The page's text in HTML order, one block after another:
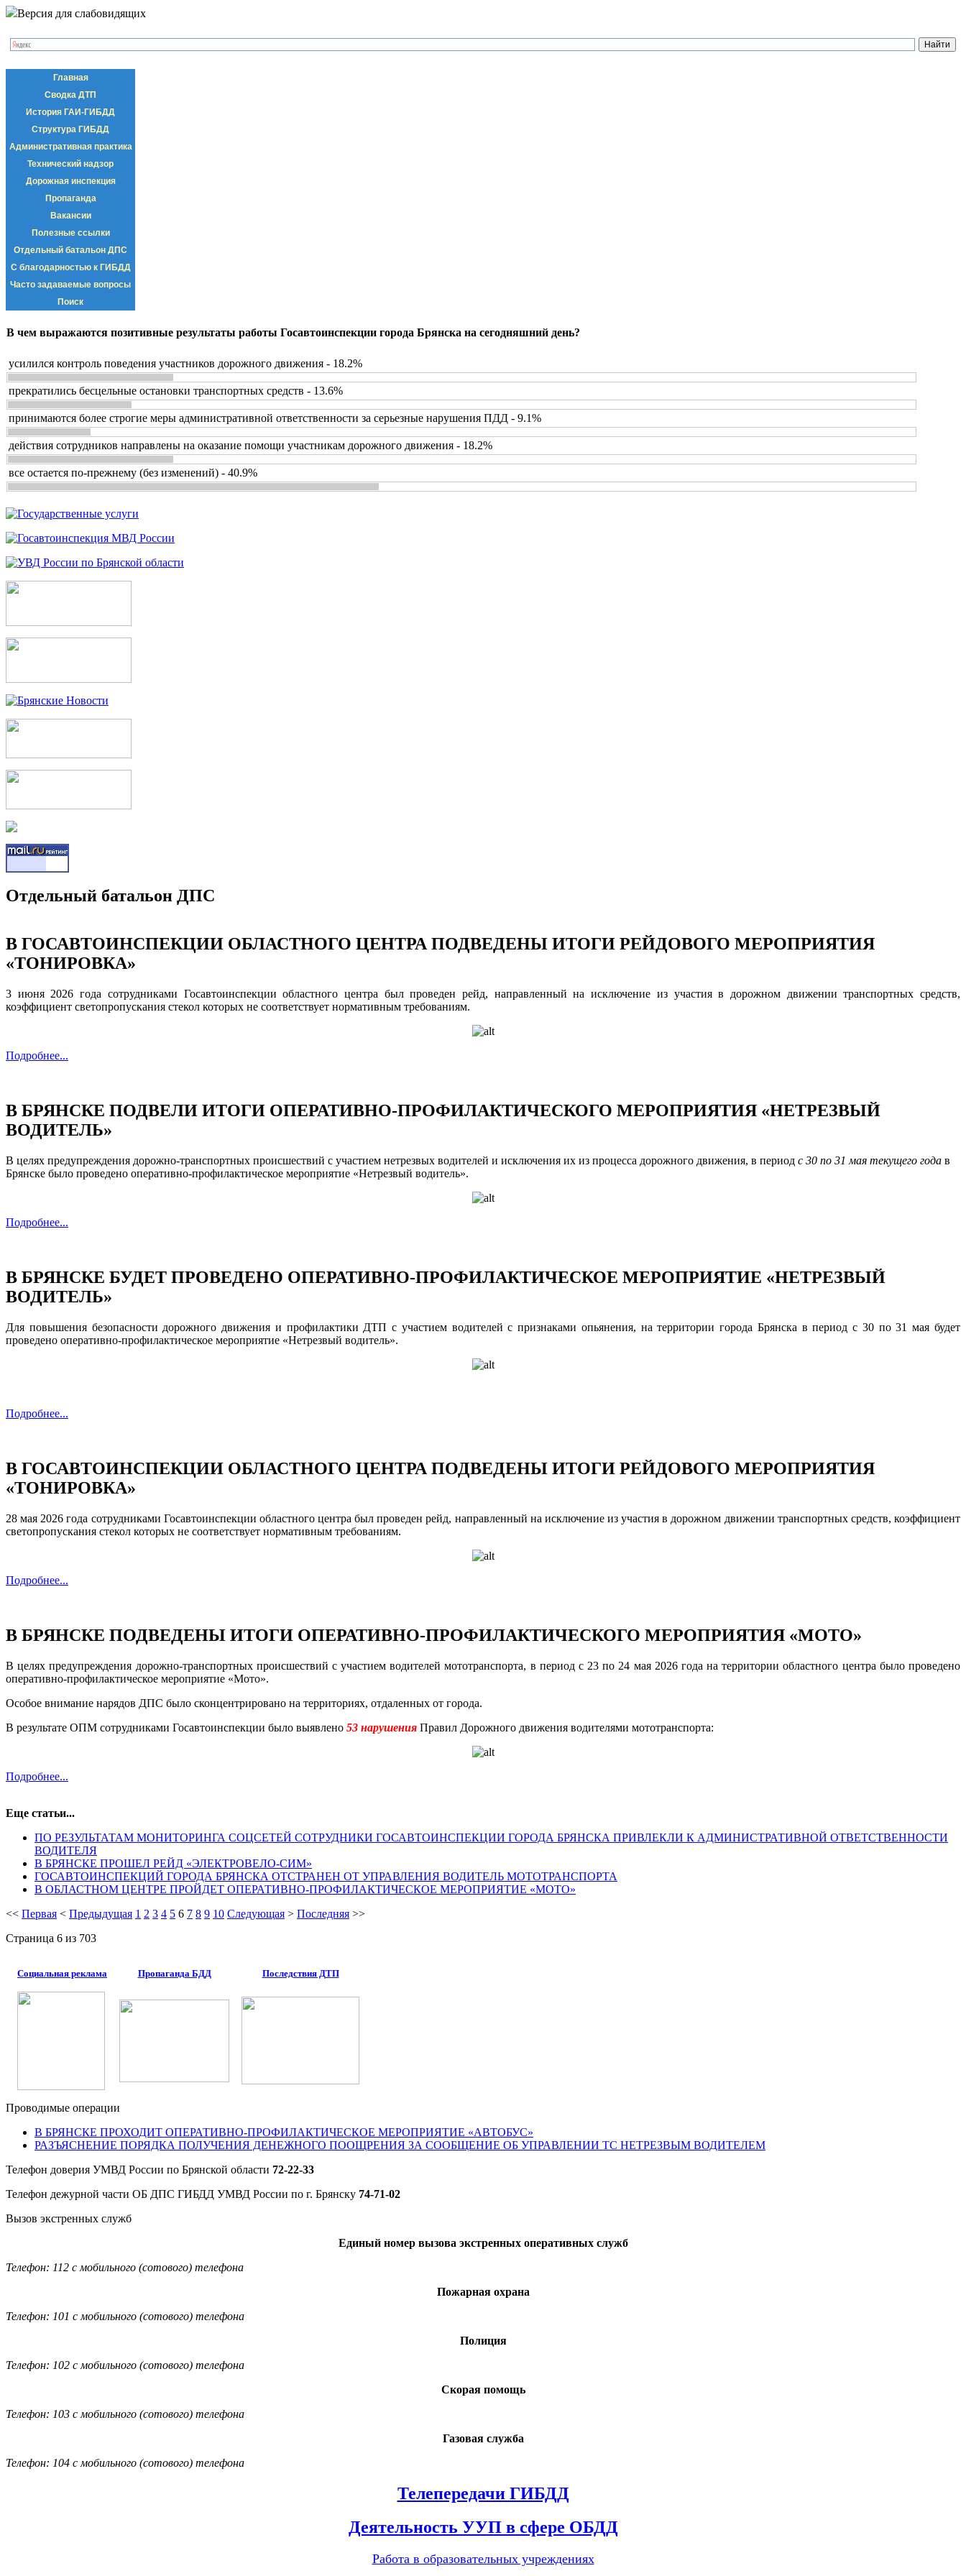
Версия для слабовидящих
Главная
Сводка ДТП
История ГАИ-ГИБДД
Структура ГИБДД
Административная практика
Технический надзор
Дорожная инспекция
Пропаганда
Вакансии
Полезные ссылки
Отдельный батальон ДПС
С благодарностью к ГИБДД
Часто задаваемые вопросы
Поиск
В чем выражаются позитивные результаты работы Госавтоинспекции города Брянска на сегодняшний день?
усилился контроль поведения участников дорожного движения - 18.2%
прекратились бесцельные остановки транспортных средств - 13.6%
принимаются более строгие меры административной ответственности за серьезные нарушения ПДД - 9.1%
действия сотрудников направлены на оказание помощи участникам дорожного движения - 18.2%
все остается по-прежнему (без изменений) - 40.9%
Отдельный батальон ДПС
В ГОСАВТОИНСПЕКЦИИ ОБЛАСТНОГО ЦЕНТРА ПОДВЕДЕНЫ ИТОГИ РЕЙДОВОГО МЕРОПРИЯТИЯ
«ТОНИРОВКА»
3 июня 2026 года сотрудниками Госавтоинспекции областного центра был проведен рейд, направленный на исключение из участия в дорожном движении транспортных средств,
коэффициент светопропускания стекол которых не соответствует нормативным требованиям.
Подробнее...
В БРЯНСКЕ ПОДВЕЛИ ИТОГИ ОПЕРАТИВНО-ПРОФИЛАКТИЧЕСКОГО МЕРОПРИЯТИЯ «НЕТРЕЗВЫЙ
ВОДИТЕЛЬ»
В целях предупреждения дорожно-транспортных происшествий с участием нетрезвых водителей и исключения их из процесса дорожного движения, в период с 30 по 31 мая текущего года в
Брянске было проведено оперативно-профилактическое мероприятие «Нетрезвый водитель».
Подробнее...
В БРЯНСКЕ БУДЕТ ПРОВЕДЕНО ОПЕРАТИВНО-ПРОФИЛАКТИЧЕСКОЕ МЕРОПРИЯТИЕ «НЕТРЕЗВЫЙ
ВОДИТЕЛЬ»
Для повышения безопасности дорожного движения и профилактики ДТП с участием водителей с признаками опьянения, на территории города Брянска в период с 30 по 31 мая будет
проведено оперативно‑профилактическое мероприятие «Нетрезвый водитель».
Подробнее...
В ГОСАВТОИНСПЕКЦИИ ОБЛАСТНОГО ЦЕНТРА ПОДВЕДЕНЫ ИТОГИ РЕЙДОВОГО МЕРОПРИЯТИЯ
«ТОНИРОВКА»
28 мая 2026 года сотрудниками Госавтоинспекции областного центра был проведен рейд, направленный на исключение из участия в дорожном движении транспортных средств, коэффициент
светопропускания стекол которых не соответствует нормативным требованиям.
Подробнее...
В БРЯНСКЕ ПОДВЕДЕНЫ ИТОГИ ОПЕРАТИВНО-ПРОФИЛАКТИЧЕСКОГО МЕРОПРИЯТИЯ «МОТО»
В целях предупреждения дорожно-транспортных происшествий с участием водителей мототранспорта, в период с 23 по 24 мая 2026 года на территории областного центра было проведено
оперативно-профилактическое мероприятие «Мото».
Особое внимание нарядов ДПС было сконцентрировано на территориях, отдаленных от города.
В результате ОПМ сотрудниками Госавтоинспекции было выявлено 53 нарушения Правил Дорожного движения водителями мототранспорта:
Подробнее...
Еще статьи...
ПО РЕЗУЛЬТАТАМ МОНИТОРИНГА СОЦСЕТЕЙ СОТРУДНИКИ ГОСАВТОИНСПЕКЦИИ ГОРОДА БРЯНСКА ПРИВЛЕКЛИ К АДМИНИСТРАТИВНОЙ ОТВЕТСТВЕННОСТИ
ВОДИТЕЛЯ
В БРЯНСКЕ ПРОШЕЛ РЕЙД «ЭЛЕКТРОВЕЛО-СИМ»
ГОСАВТОИНСПЕКЦИЙ ГОРОДА БРЯНСКА ОТСТРАНЕН ОТ УПРАВЛЕНИЯ ВОДИТЕЛЬ МОТОТРАНСПОРТА
В ОБЛАСТНОМ ЦЕНТРЕ ПРОЙДЕТ ОПЕРАТИВНО-ПРОФИЛАКТИЧЕСКОЕ МЕРОПРИЯТИЕ «МОТО»
<< Первая < Предыдущая 1 2 3 4 5 6 7 8 9 10 Следующая > Последняя >>
Страница 6 из 703
Социальная реклама Пропаганда БДД Последствия ДТП
Проводимые операции
В БРЯНСКЕ ПРОХОДИТ ОПЕРАТИВНО-ПРОФИЛАКТИЧЕСКОЕ МЕРОПРИЯТИЕ «АВТОБУС»
РАЗЪЯСНЕНИЕ ПОРЯДКА ПОЛУЧЕНИЯ ДЕНЕЖНОГО ПООЩРЕНИЯ ЗА СООБЩЕНИЕ ОБ УПРАВЛЕНИИ ТС НЕТРЕЗВЫМ ВОДИТЕЛЕМ
Телефон доверия УМВД России по Брянской области 72-22-33
Телефон дежурной части ОБ ДПС ГИБДД УМВД России по г. Брянску 74-71-02
Вызов экстренных служб
Единый номер вызова экстренных оперативных служб
Телефон: 112 с мобильного (сотового) телефона
Пожарная охрана
Телефон: 101 с мобильного (сотового) телефона
Полиция
Телефон: 102 с мобильного (сотового) телефона
Скорая помощь
Телефон: 103 с мобильного (сотового) телефона
Газовая служба
Телефон: 104 с мобильного (сотового) телефона
Телепередачи ГИБДД
Деятельность УУП в сфере ОБДД
Работа в образовательных учреждениях